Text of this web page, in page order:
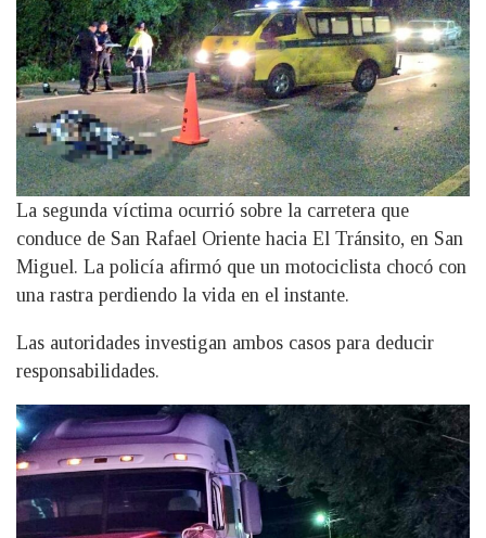
La segunda víctima ocurrió sobre la carretera que
conduce de San Rafael Oriente hacia El Tránsito, en San
Miguel. La policía afirmó que un motociclista chocó con
una rastra perdiendo la vida en el instante.
Las autoridades investigan ambos casos para deducir
responsabilidades.